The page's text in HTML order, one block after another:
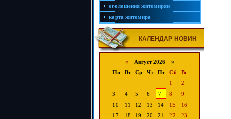
оголошення житомирян
карта житомира
КАЛЕНДАР НОВИН
« Август 2026 »
Пн
Вт Ср Чт Пт Сб
Вс
1
2
3
4 5 6 7 8
9
10
11 12 13 14 15
16
17
18 19 20 21 22
23